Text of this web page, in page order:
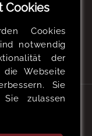
Cookies
Cookies
notwendig
der
Webseite
Sie
zulassen